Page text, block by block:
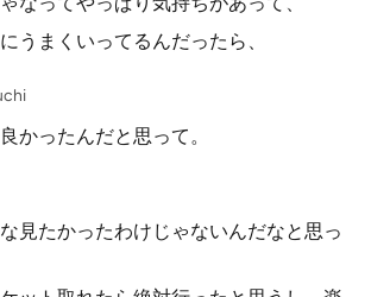
うまくいってるんだったら、
かったんだと思って。
見たかったわけじゃないんだなと思っ